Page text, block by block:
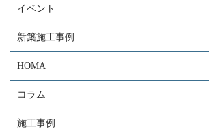
イベント
新築施工事例
HOMA
コラム
施工事例